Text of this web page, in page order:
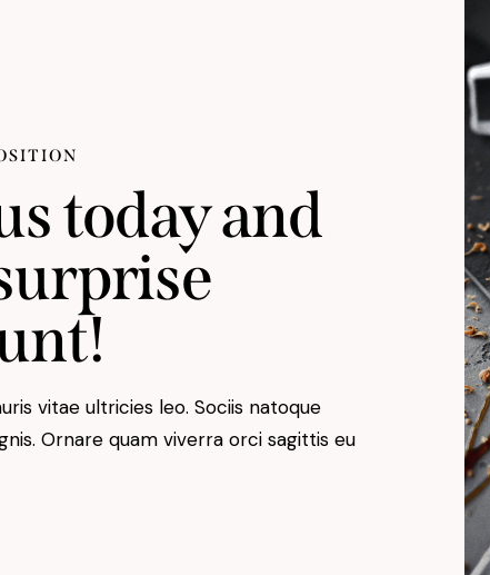
today and
vitae ultricies leo. Sociis natoque
Ornare quam viverra orci sagittis eu